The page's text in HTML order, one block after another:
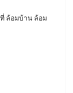
ล้อมบ้าน ล้อม